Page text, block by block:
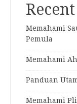
Memahami
Pemula
Memahami
Panduan
Memahami